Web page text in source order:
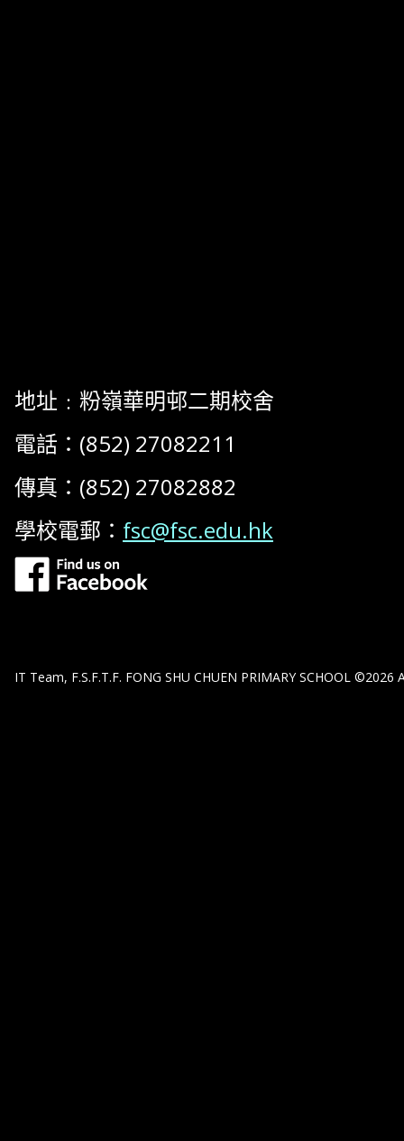
地址﹕粉嶺華明邨二期校舍
電話：(852) 27082211
傳真：(852) 27082882
學校電郵： fsc@fsc.edu.hk
IT Team, F.S.F.T.F. FONG SHU CHUEN PRIMARY SCHOOL ©2026